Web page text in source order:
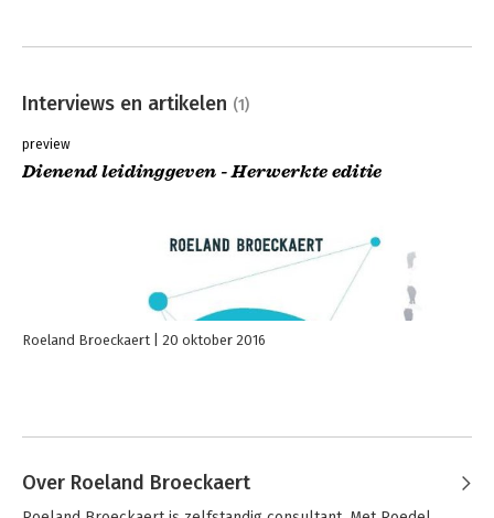
Interviews en artikelen (1)
preview
Dienend leidinggeven - Herwerkte editie
Roeland Broeckaert 20 oktober 2016
Over Roeland Broeckaert